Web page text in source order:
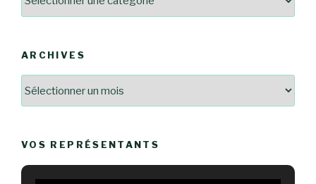
ARCHIVES
VOS REPRÉSENTANTS